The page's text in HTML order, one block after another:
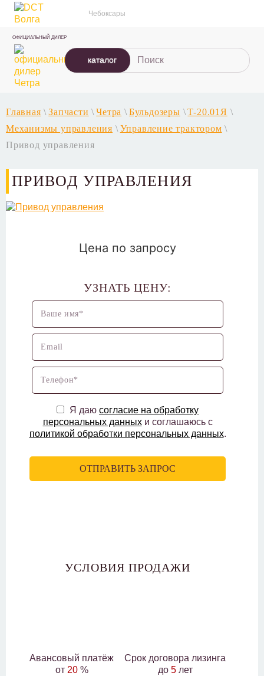
Чебоксары
ОФИЦИАЛЬНЫЙ ДИЛЕР
каталог
Главная \ Запчасти \ Четра \ Бульдозеры \ T-20.01Я \
Механизмы управления \ Управление трактором \
Привод управления
ПРИВОД УПРАВЛЕНИЯ
Цена по запросу
УЗНАТЬ ЦЕНУ:
Я даю согласие на обработку
персональных данныхи соглашаюсь с
политикой обработки персональных данных.
УСЛОВИЯ ПРОДАЖИ
Авансовый платёж
от 20%
Срок договора лизинга
до 5лет